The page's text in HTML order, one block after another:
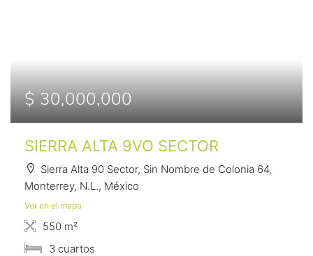
$ 30,000,000
SIERRA ALTA 9VO SECTOR
Sierra Alta 90 Sector, Sin Nombre de Colonia 64,
Monterrey, N.L., México
Ver en el mapa
550 m²
3 сuartos